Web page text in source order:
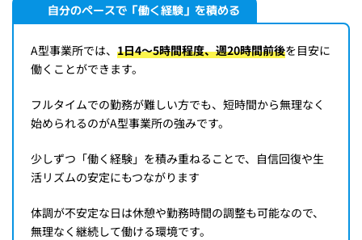
自分のペースで「働く経験」を積める
A型事業所では、 1日4〜5時間程度、週20時間前後を目安に
働くことができます。
フルタイムでの勤務が難しい方でも、短時間から無理なく
始められるのがA型事業所の強みです。
少しずつ「働く経験」を積み重ねることで、自信回復や生
活リズムの安定にもつながります
体調が不安定な日は休憩や勤務時間の調整も可能なので、
無理なく継続して働ける環境です。